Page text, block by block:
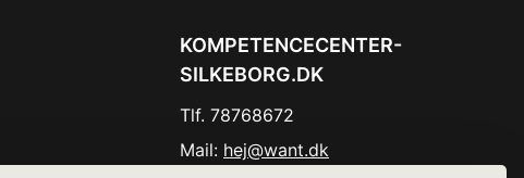
KOMPETENCECENTER-
SILKEBORG.DK
Tlf. 78768672
Mail: hej@want.dk